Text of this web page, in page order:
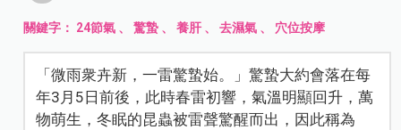
關鍵字： 24節氣 、驚蟄 、養肝、去濕氣 、 穴位按摩
「微雨衆卉新，一雷驚蟄始。」驚蟄大約會落在每
年3月5日前後，此時春雷初響，氣溫明顯回升，萬
物萌生，冬眠的昆蟲被雷聲驚醒而出，因此稱為